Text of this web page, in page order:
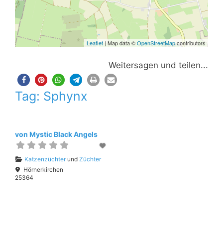
Leaflet| Map data ©OpenStreetMapcontributors
Weitersagen und teilen...
Tag: Sphynx
von Mystic Black Angels
Katzenzüchterund Züchter
Hörnerkirchen
25364